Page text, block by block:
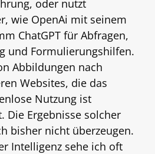
oder nutzt
wie OpenAi mit seinem
ChatGPT für Abfragen,
und Formulierungshilfen.
Abbildungen nach
Websites, die das
Nutzung ist
Die Ergebnisse solcher
bisher nicht überzeugen.
Intelligenz sehe ich oft